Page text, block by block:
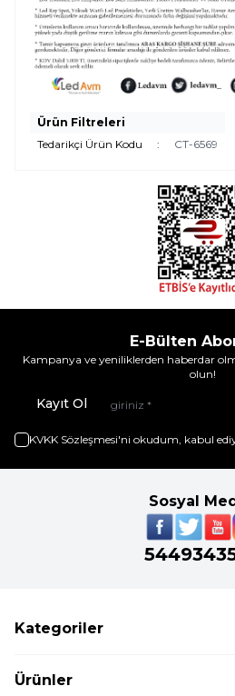
Ürün Filtreleri
Tedarikçi Ürün Kodu
: CT-6569
E-Bülten
Kampanya ve yeniliklerden haberdar
olun!
Kayıt Ol
KVKK Sözleşmesi'ni okudum, kabul
Sosyal
Kategoriler
Ürünler